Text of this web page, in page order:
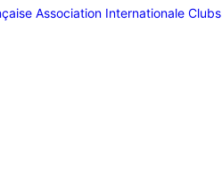
Association Internationale Clubs